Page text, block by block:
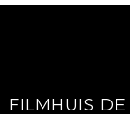
FILMHUIS